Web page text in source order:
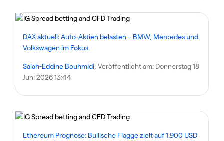
DAX aktuell: Auto-Aktien belasten – BMW, Mercedes und
Volkswagen im Fokus
Salah-Eddine Bouhmidi , Veröffentlicht am: Donnerstag 18
Juni 2026 13:44
Ethereum Prognose: Bullische Flagge zielt auf 1.900 USD